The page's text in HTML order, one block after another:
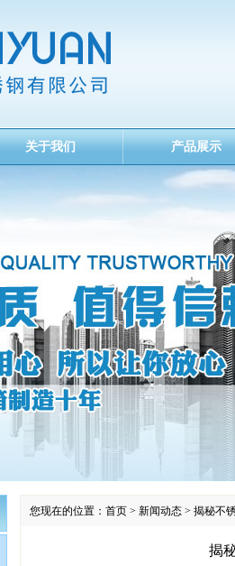
关于我们 产品展示
您现在的位置： 首页 > 新闻动态 > 揭秘不
揭